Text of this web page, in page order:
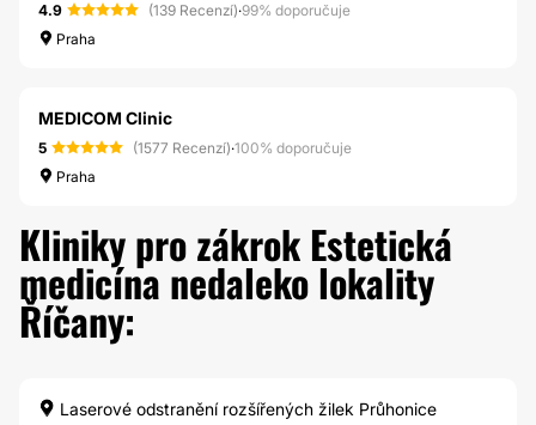
4.9 (139 Recenzí)·99% doporučuje
Praha
MEDICOM Clinic
5 (1577 Recenzí)·100% doporučuje
Praha
Kliniky pro zákrok Estetická
medicína nedaleko lokality
Říčany:
Laserové odstranění rozšířených žilek Průhonice